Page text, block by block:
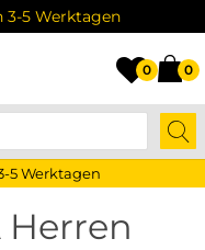
3-5 Werktagen
0 0
5 Werktagen
Herren